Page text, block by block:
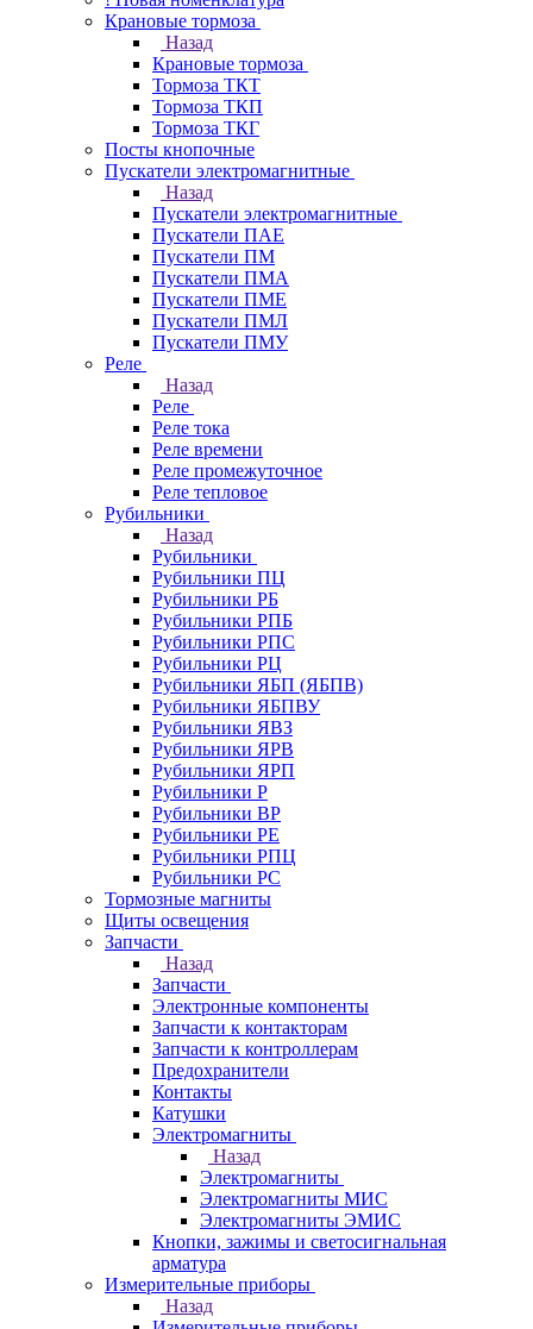
Крановые тормоза
Назад
Крановые тормоза
Тормоза ТКТ
Тормоза ТКП
Тормоза ТКГ
Посты кнопочные
Пускатели электромагнитные
Назад
Пускатели электромагнитные
Пускатели ПАЕ
Пускатели ПМ
Пускатели ПМА
Пускатели ПМЕ
Пускатели ПМЛ
Пускатели ПМУ
Реле
Назад
Реле
Реле тока
Реле времени
Реле промежуточное
Реле тепловое
Рубильники
Назад
Рубильники
Рубильники ПЦ
Рубильники РБ
Рубильники РПБ
Рубильники РПС
Рубильники РЦ
Рубильники ЯБП (ЯБПВ)
Рубильники ЯБПВУ
Рубильники ЯВЗ
Рубильники ЯРВ
Рубильники ЯРП
Рубильники Р
Рубильники ВР
Рубильники РЕ
Рубильники РПЦ
Рубильники РС
Тормозные магниты
Щиты освещения
Запчасти
Назад
Запчасти
Электронные компоненты
Запчасти к контакторам
Запчасти к контроллерам
Предохранители
Контакты
Катушки
Электромагниты
Назад
Электромагниты
Электромагниты МИС
Электромагниты ЭМИС
Кнопки, зажимы и светосигнальная
арматура
Измерительные приборы
Назад